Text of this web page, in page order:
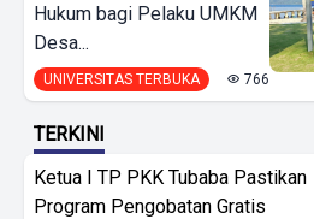
Hukum bagi Pelaku UMKM
Desa...
UNIVERSITAS TERBUKA 766
TERKINI
Ketua I TP PKK Tubaba Pastikan
Program Pengobatan Gratis